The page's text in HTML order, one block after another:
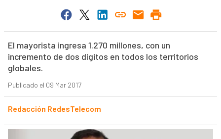
El mayorista ingresa 1.270 millones, con un
incremento de dos dígitos en todos los territorios
globales.
Publicado el 09 Mar 2017
Redacción RedesTelecom